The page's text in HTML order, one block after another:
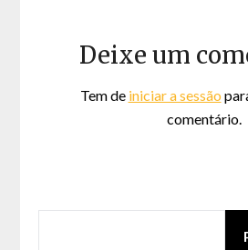
Deixe um
Tem de iniciar a sessão
comentário.